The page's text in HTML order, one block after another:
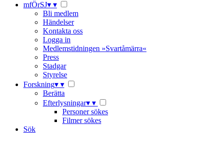
mfÖrSJ▾ ▾
Bli medlem
Händelser
Kontakta oss
Logga in
Medlemstidningen »Svartåmärra«
Press
Stadgar
Styrelse
Forskning▾ ▾
Berätta
Efterlysningar▾ ▾
Personer sökes
Filmer sökes
Sök